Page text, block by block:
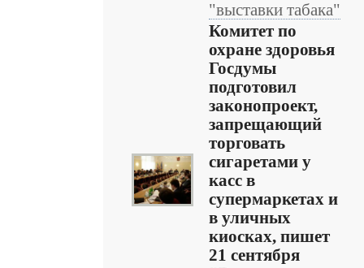
"выставки табака"
Комитет по
охране здоровья
Госдумы
подготовил
законопроект,
запрещающий
торговать
сигаретами у
касс в
супермаркетах и
в уличных
киосках, пишет
21 сентября